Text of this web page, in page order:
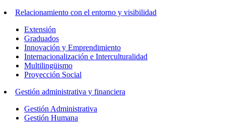
Relacionamiento con el entorno y visibilidad
Extensión
Graduados
Innovación y Emprendimiento
Internacionalización e Interculturalidad
Multilingüismo
Proyección Social
Gestión administrativa y financiera
Gestión Administrativa
Gestión Humana